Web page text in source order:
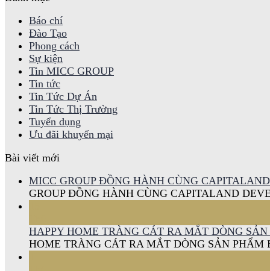
Báo chí
Đào Tạo
Phong cách
Sự kiện
Tin MICC GROUP
Tin tức
Tin Tức Dự Án
Tin Tức Thị Trường
Tuyển dụng
Ưu đãi khuyến mại
Bài viết mới
MICC GROUP ĐỒNG HÀNH CÙNG
GROUP ĐỒNG HÀNH CÙNG CAPITALAND
HAPPY HOME TRÀNG CÁT RA MẮT DÒNG
HOME TRÀNG CÁT RA MẮT DÒNG SẢN PHẨM